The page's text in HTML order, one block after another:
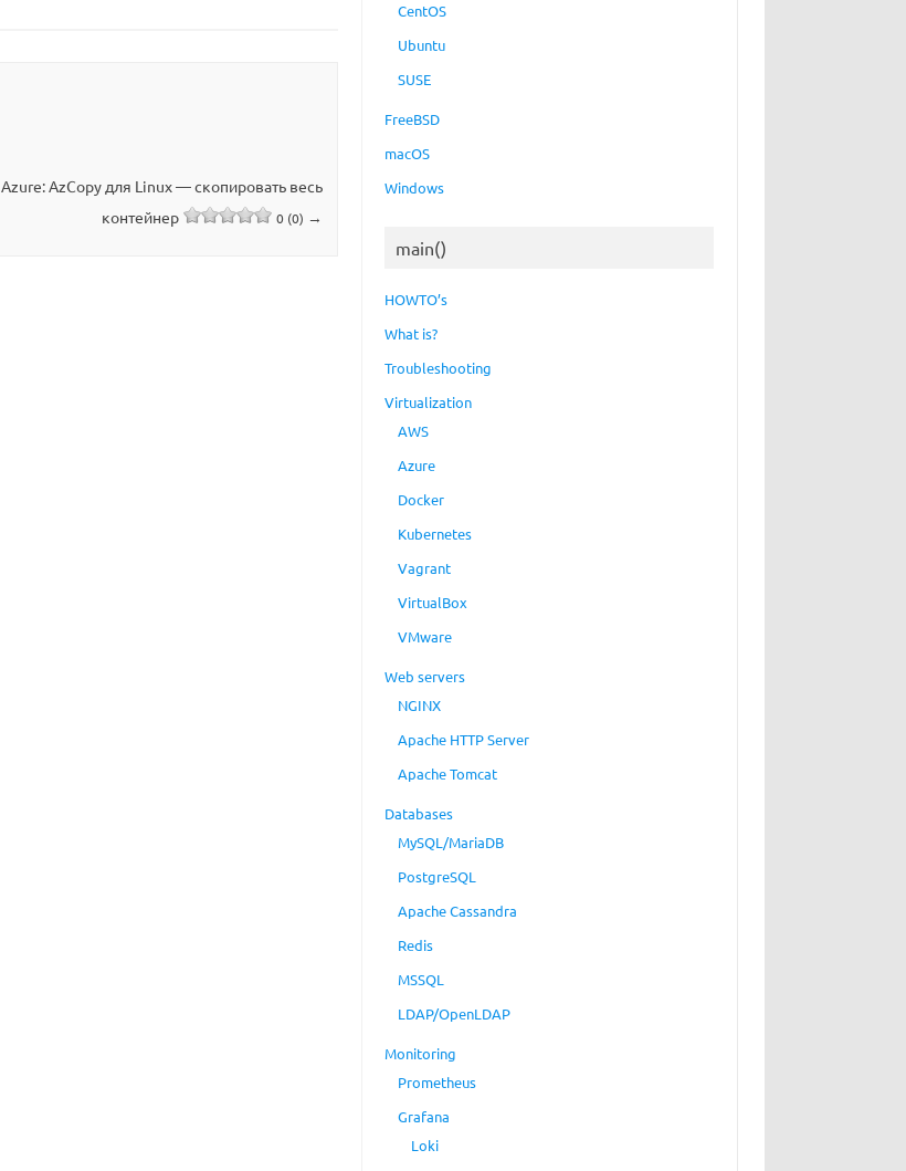
Azure: AzCopy для Linux — скопировать весь
контейнер
0 (0) →
CentOS
Ubuntu
SUSE
FreeBSD
macOS
Windows
main()
HOWTO’s
What is?
Troubleshooting
Virtualization
AWS
Azure
Docker
Kubernetes
Vagrant
VirtualBox
VMware
Web servers
NGINX
Apache HTTP Server
Apache Tomcat
Databases
MySQL/MariaDB
PostgreSQL
Apache Cassandra
Redis
MSSQL
LDAP/OpenLDAP
Monitoring
Prometheus
Grafana
Loki